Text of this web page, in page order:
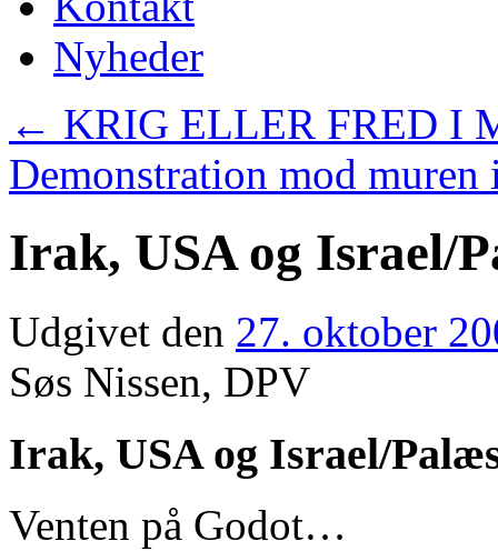
Nyheder
← KRIG ELLER FRED I
Demonstration mod muren
Irak, USA og Israel/
Udgivet den 27. oktober
Søs Nissen, DPV
Irak, USA og Israel/
Venten på Godot…